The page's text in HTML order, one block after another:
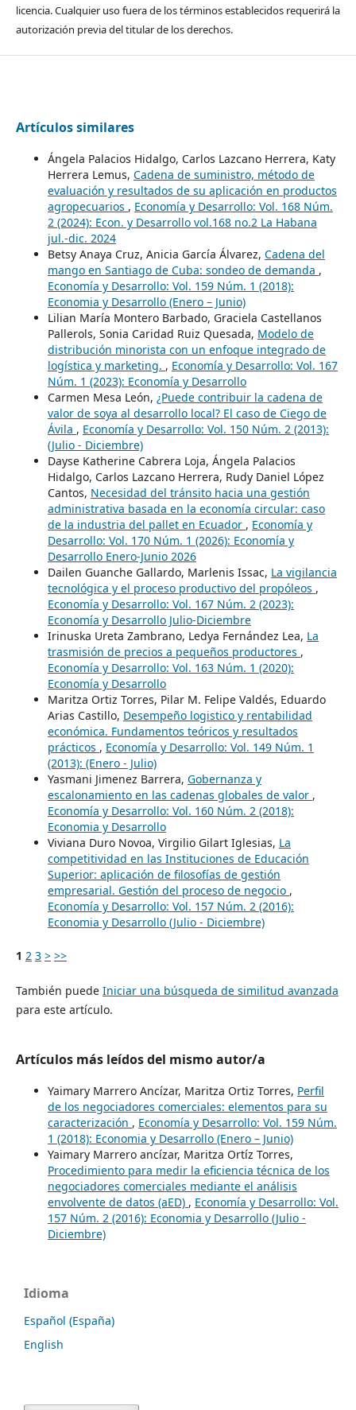
licencia. Cualquier uso fuera de los términos establecidos requerirá la
autorización previa del titular de los derechos.
Artículos similares
Ángela Palacios Hidalgo, Carlos Lazcano Herrera, Katy
Herrera Lemus, Cadena de suministro, método de
evaluación y resultados de su aplicación en productos
agropecuarios , Economía y Desarrollo: Vol. 168 Núm.
2 (2024): Econ. y Desarrollo vol.168 no.2 La Habana
jul.-dic. 2024
Betsy Anaya Cruz, Anicia García Álvarez, Cadena del
mango en Santiago de Cuba: sondeo de demanda ,
Economía y Desarrollo: Vol. 159 Núm. 1 (2018):
Economia y Desarrollo (Enero – Junio)
Lilian María Montero Barbado, Graciela Castellanos
Pallerols, Sonia Caridad Ruiz Quesada, Modelo de
distribución minorista con un enfoque integrado de
logística y marketing. , Economía y Desarrollo: Vol. 167
Núm. 1 (2023): Economía y Desarrollo
Carmen Mesa León, ¿Puede contribuir la cadena de
valor de soya al desarrollo local? El caso de Ciego de
Ávila , Economía y Desarrollo: Vol. 150 Núm. 2 (2013):
(Julio - Diciembre)
Dayse Katherine Cabrera Loja, Ángela Palacios
Hidalgo, Carlos Lazcano Herrera, Rudy Daniel López
Cantos, Necesidad del tránsito hacia una gestión
administrativa basada en la economía circular: caso
de la industria del pallet en Ecuador , Economía y
Desarrollo: Vol. 170 Núm. 1 (2026): Economía y
Desarrollo Enero-Junio 2026
Dailen Guanche Gallardo, Marlenis Issac, La vigilancia
tecnológica y el proceso productivo del propóleos ,
Economía y Desarrollo: Vol. 167 Núm. 2 (2023):
Economía y Desarrollo Julio-Diciembre
Irinuska Ureta Zambrano, Ledya Fernández Lea, La
trasmisión de precios a pequeños productores ,
Economía y Desarrollo: Vol. 163 Núm. 1 (2020):
Economía y Desarrollo
Maritza Ortiz Torres, Pilar M. Felipe Valdés, Eduardo
Arias Castillo, Desempeño logistico y rentabilidad
económica. Fundamentos teóricos y resultados
prácticos , Economía y Desarrollo: Vol. 149 Núm. 1
(2013): (Enero - Julio)
Yasmani Jimenez Barrera, Gobernanza y
escalonamiento en las cadenas globales de valor ,
Economía y Desarrollo: Vol. 160 Núm. 2 (2018):
Economia y Desarrollo
Viviana Duro Novoa, Virgilio Gilart Iglesias, La
competitividad en las Instituciones de Educación
Superior: aplicación de filosofías de gestión
empresarial. Gestión del proceso de negocio ,
Economía y Desarrollo: Vol. 157 Núm. 2 (2016):
Economia y Desarrollo (Julio - Diciembre)
1 2 3 > >>
También puede Iniciar una búsqueda de similitud avanzada
para este artículo.
Artículos más leídos del mismo autor/a
Yaimary Marrero Ancízar, Maritza Ortiz Torres, Perfil
de los negociadores comerciales: elementos para su
caracterización , Economía y Desarrollo: Vol. 159 Núm.
1 (2018): Economia y Desarrollo (Enero – Junio)
Yaimary Marrero ancízar, Maritza Ortíz Torres,
Procedimiento para medir la eficiencia técnica de los
negociadores comerciales mediante el análisis
envolvente de datos (aED) , Economía y Desarrollo: Vol.
157 Núm. 2 (2016): Economia y Desarrollo (Julio -
Diciembre)
Idioma
Español (España)
English